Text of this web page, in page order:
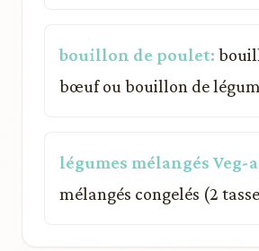
bouillon de poulet:
bœuf ou bouillon de
légumes mélangés Veg-
mélangés congelés (2